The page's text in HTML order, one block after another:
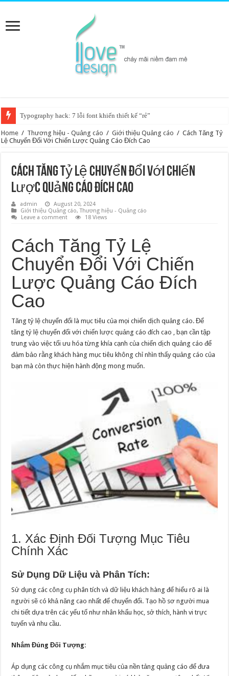
Typography hack: 7 lỗi font khiến thiết kế “rẻ”
Home / Thương hiệu - Quảng cáo / Giới thiệu Quảng cáo / Cách Tăng Tỷ
Lệ Chuyển Đổi Với Chiến Lược Quảng Cáo Đích Cao
Cách Tăng Tỷ Lệ Chuyển Đổi Với Chiến
Lược Quảng Cáo Đích Cao
admin
August 20, 2024
Giới thiệu Quảng cáo,Thương hiệu - Quảng cáo
Leave a comment
18 Views
Cách Tăng Tỷ Lệ
Chuyển Đổi Với Chiến
Lược Quảng Cáo Đích
Cao
Tăng tỷ lệ chuyển đổi là mục tiêu của mọi chiến dịch quảng cáo. Để
tăng tỷ lệ chuyển đổi với chiến lược quảng cáo đích cao , bạn cần tập
trung vào việc tối ưu hóa từng khía cạnh của chiến dịch quảng cáo để
đảm bảo rằng khách hàng mục tiêu không chỉ nhìn thấy quảng cáo của
bạn mà còn thực hiện hành động mong muốn.
1. Xác Định Đối Tượng Mục Tiêu
Chính Xác
Sử Dụng Dữ Liệu và Phân Tích:
Sử dụng các công cụ phân tích và dữ liệu khách hàng để hiểu rõ ai là
người sẽ có khả năng cao nhất để chuyển đổi. Tạo hồ sơ người mua
chi tiết dựa trên các yếu tố như nhân khẩu học, sở thích, hành vi trực
tuyến và nhu cầu.
Nhắm Đúng Đối Tượng:
Áp dụng các công cụ nhắm mục tiêu của nền tảng quảng cáo để đưa